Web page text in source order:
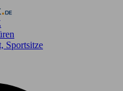
Sportsitze